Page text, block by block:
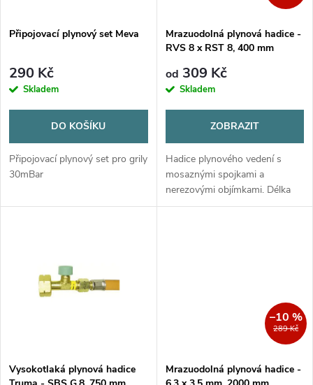
p
r
o
d
u
s
p
r
d
u
Připojovací plynový set Meva
290 Kč
Skladem
DO KOŠÍKU
Připojovací plynový set pro grily
30mBar
Mrazuodolná plynová hadice -
RVS 8 x RST 8, 400 mm
od 309 Kč
Skladem
ZOBRAZIT
Hadice plynového vedení s
mosaznými spojkami a
nerezovými objímkami. Délka
400 mm, mrazuodolná do -30
Vysokotlaká plynová hadice
289 Kč
–10 %
Mrazuodolná plynová hadice -